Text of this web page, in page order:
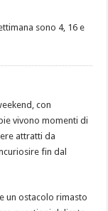
sono 4, 16 e
con
vivono momenti di
attratti da
fin dal
un ostacolo rimasto